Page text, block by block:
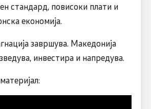
стандард, повисоки плати и
економија.
завршува. Македонија
инвестира и напредува.